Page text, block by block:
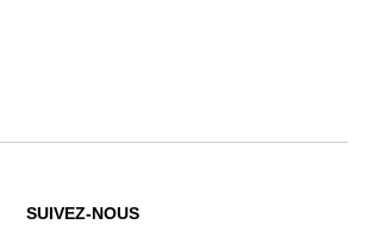
SUIVEZ-NOUS